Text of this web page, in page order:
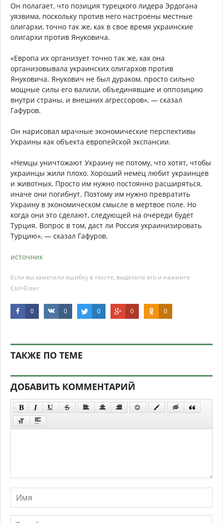
Он полагает, что позиция турецкого лидера Эрдогана
уязвима, поскольку против него настроены местные
олигархи, точно так же, как в свое время украинские
олигархи против Януковича.
«Европа их организует точно так же, как она
организовывала украинских олигархов против
Януковича. Янукович не был дураком, просто сильно
мощные силы его валили, объединявшие и оппозицию
внутри страны, и внешних агрессоров», — сказал
Гафуров.
Он нарисовал мрачные экономические перспективы
Украины как объекта европейской экспансии.
«Немцы уничтожают Украину не потому, что хотят, чтобы
украинцы жили плохо. Хороший немец любит украинцев
и животных. Просто им нужно постоянно расширяться,
иначе они погибнут. Поэтому им нужно превратить
Украину в экономическом смысле в мертвое поле. Но
когда они это сделают, следующей на очереди будет
Турция. Вопрос в том, даст ли Россия украинизировать
Турцию», — сказал Гафуров.
источник
Если вы заметили ошибку в тексте, выделите его и нажмите
Ctrl+Enter
0 0 0 0 0
ТАКЖЕ ПО ТЕМЕ
ДОБАВИТЬ КОММЕНТАРИЙ